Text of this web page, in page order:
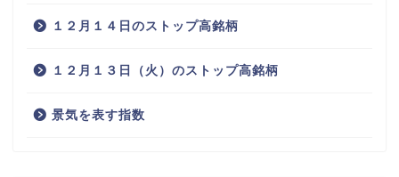
１２月１４日のストップ高銘柄
１２月１３日（火）のストップ高銘柄
景気を表す指数